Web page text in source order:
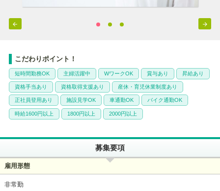
 
こだわりポイント！
短時間勤務OK 主婦活躍中 WワークOK 賞与あり 昇給あり
資格手当あり 資格取得支援あり 産休・育児休業制度あり
正社員登用あり 施設見学OK 車通勤OK バイク通勤OK
時給1600円以上 1800円以上 2000円以上
募集要項
雇用形態
非常勤